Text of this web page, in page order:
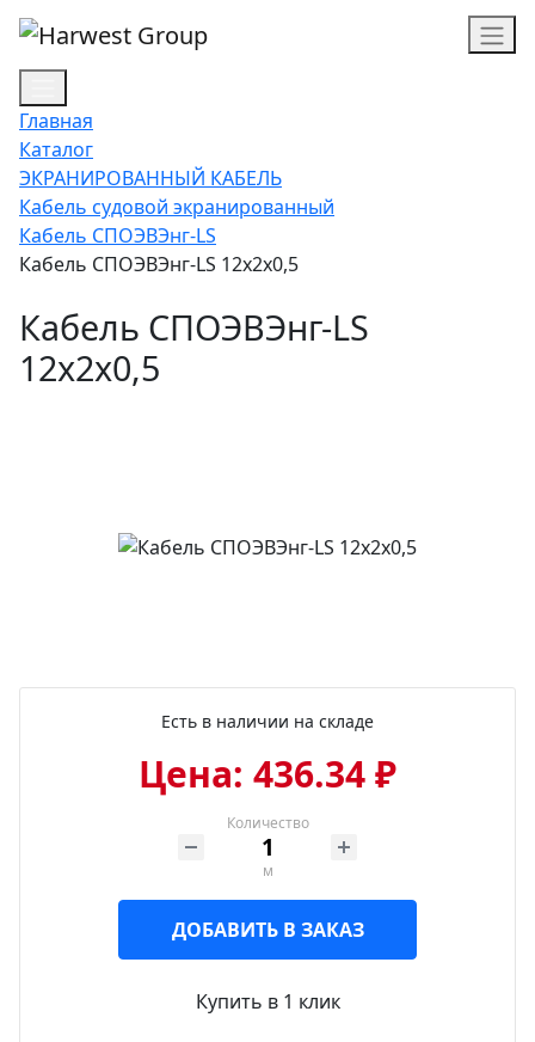
Главная
Каталог
ЭКРАНИРОВАННЫЙ КАБЕЛЬ
Кабель судовой экранированный
Кабель СПОЭВЭнг-LS
Кабель СПОЭВЭнг-LS 12х2х0,5
Кабель СПОЭВЭнг-LS
12х2х0,5
Есть в наличии на складе
Цена: 436.34 ₽
Количество
м
ДОБАВИТЬ В ЗАКАЗ
Купить в 1 клик